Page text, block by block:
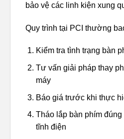
bảo vệ các linh kiện xung
Quy trình tại PCI thường
Kiểm tra tình trạng bàn
Tư vấn giải pháp thay
máy
Báo giá trước khi thực
Tháo lắp bàn phím đúng
tĩnh điện